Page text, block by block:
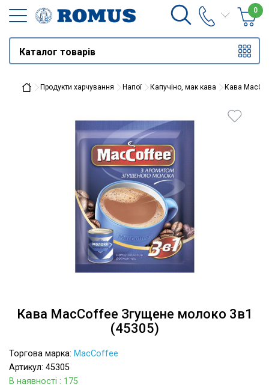
0
Каталог товарів
Продукти харчування Напої Капучіно, мак кава Кава
Кава MacCoffee Згущене молоко 3в1
(45305)
Торгова марка: MacCoffee
Артикул: 45305
В наявності : 175